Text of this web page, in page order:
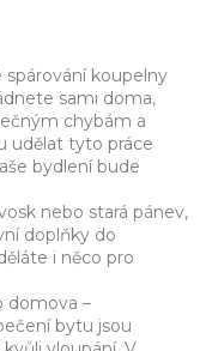
koupelny
sami doma,
chybám a
udělat tyto práce
bydlení bude
nebo stará pánev,
doplňky do
i něco pro
domova –
bytu jsou